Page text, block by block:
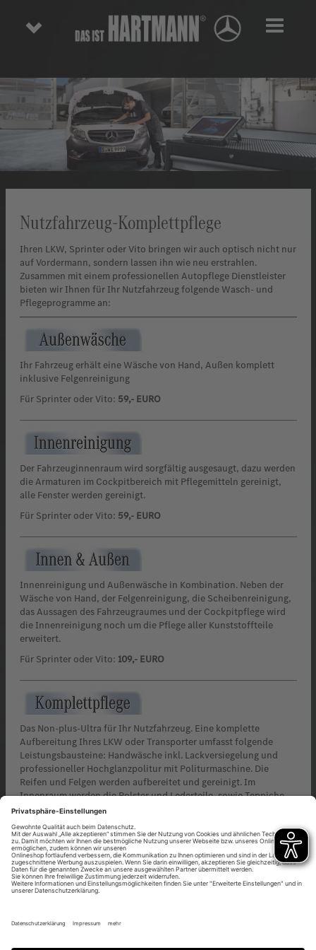
Nutzfahrzeug-Komplettpflege
Ihren LKW, Sprinter oder Vito bringen wir auch optisch nicht nur
auf Vordermann, sondern lassen ihn wie neu erstrahlen.
Zusammen mit einem professionellen Autopflege Dienstleister
bieten wir Ihnen für Ihr Nutzfahrzeug folgende Wasch- und
Pflegeprogramme an:
Ihr Fahrzeug erhält eine Wäsche von Hand, Außen komplett
inklusive Felgenreinigung
Für Sprinter oder Vito: 59,- EURO
Der Fahrzeuginnenraum wird sorgfältig ausgesaugt, dazu werden
die Armaturen im Cockpitbereich mit Pflegemitteln gereinigt,
alle Fenster werden gereinigt.
Für Sprinter oder Vito: 59,- EURO
Innenreinigung und Außenwäsche in Kombination. Neben der
Wäsche von Hand, der Felgenreinigung, die Scheibenreinigung,
das Aussagen des Fahrzeugraumes und der Cockpitpflege wird
die Innenreinigung noch um die Pflege aller Kunststoffteile
erweitert.
Für Sprinter oder Vito: 109,- EURO
Das Non-plus-Ultra für Ihr Nutzfahrzeug. Eine komplette
Aufbereitung Ihres LKW oder Transporter umfasst folgende
Leistungsbausteine: Handwäsche inkl. Lackversiegelung und
professioneller Hochglanzpolitur mit Politurmaschine. Die
Reifen und Felgen werden aufbereitet und gereinigt. Im
Innenraum werden die Polster und Lederteile, sowie Teppiche
und Seitenverkleidungen gereinigt. Alle Kunststoffteile inkl.
Cockpit erhalten eine hochwertige Pflegebehandlung, alle
Scheiben des Fahrzeugs werden gereinigt.
Für Sprinter oder Vito:259,- EURO